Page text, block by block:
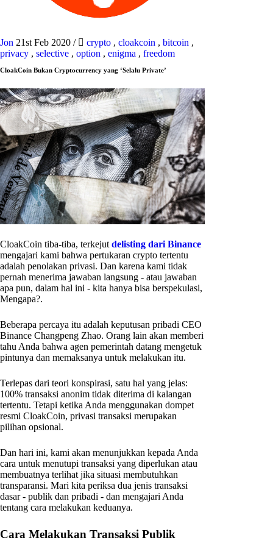
Jon 21st Feb 2020 / crypto , cloakcoin , bitcoin ,
privacy , selective , option , enigma , freedom
CloakCoin Bukan Cryptocurrency yang ‘Selalu Private’
CloakCoin tiba-tiba, terkejut delisting dari Binance
mengajari kami bahwa pertukaran crypto tertentu
adalah penolakan privasi. Dan karena kami tidak
pernah menerima jawaban langsung - atau jawaban
apa pun, dalam hal ini - kita hanya bisa berspekulasi,
Mengapa?.
Beberapa percaya itu adalah keputusan pribadi CEO
Binance Changpeng Zhao. Orang lain akan memberi
tahu Anda bahwa agen pemerintah datang mengetuk
pintunya dan memaksanya untuk melakukan itu.
Terlepas dari teori konspirasi, satu hal yang jelas:
100% transaksi anonim tidak diterima di kalangan
tertentu. Tetapi ketika Anda menggunakan dompet
resmi CloakCoin, privasi transaksi merupakan
pilihan opsional.
Dan hari ini, kami akan menunjukkan kepada Anda
cara untuk menutupi transaksi yang diperlukan atau
membuatnya terlihat jika situasi membutuhkan
transparansi. Mari kita periksa dua jenis transaksi
dasar - publik dan pribadi - dan mengajari Anda
tentang cara melakukan keduanya.
Cara Melakukan Transaksi Publik